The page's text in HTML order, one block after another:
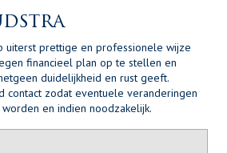
uiterst prettige en professionele wijze
financieel plan op te stellen en
duidelijkheid en rust geeft.
contact zodat eventuele veranderingen
en indien noodzakelijk.